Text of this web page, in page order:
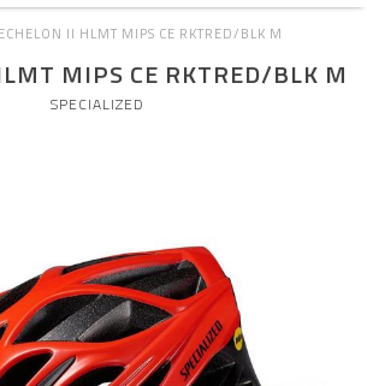
ECHELON II HLMT MIPS CE RKTRED/BLK M
MIPS CE RKTRED/BLK M
SPECIALIZED